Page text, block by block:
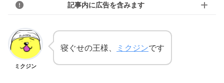
記事内に広告を含みます
ミクジン
寝ぐせの王様、 ミクジンです